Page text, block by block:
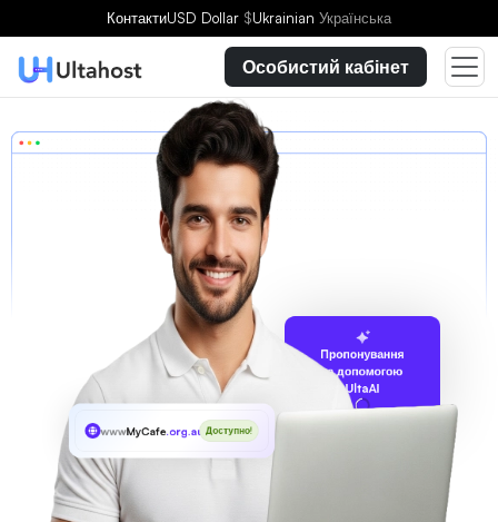
КонтактиUSD Dollar $Ukrainian Українська
Особистий кабінет
Пропонування
за допомогою
UltaAI
wwwMyCafe.org.au Доступно!